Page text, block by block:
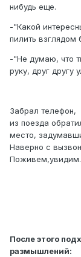
нибудь еще.
-"Какой
пилить взглядом
-"Не думаю, что
руку, друг другу
Забрал телефон,
из поезда
место,
Наверно с
Поживем,увидим.
После этого
размышлений: